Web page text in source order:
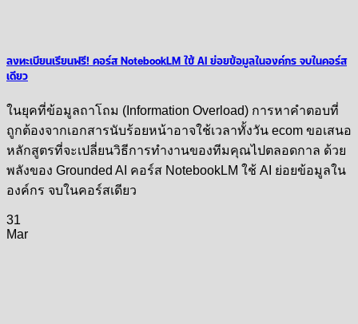
ลงทะเบียนเรียนฟรี! คอร์ส NotebookLM ใช้ AI ย่อยข้อมูลในองค์กร จบในคอร์ส
เดียว
ในยุคที่ข้อมูลถาโถม (Information Overload) การหาคำตอบที่
ถูกต้องจากเอกสารนับร้อยหน้าอาจใช้เวลาทั้งวัน ecom ขอเสนอ
หลักสูตรที่จะเปลี่ยนวิธีการทำงานของทีมคุณไปตลอดกาล ด้วย
พลังของ Grounded AI คอร์ส NotebookLM ใช้ AI ย่อยข้อมูลใน
องค์กร จบในคอร์สเดียว
31
Mar